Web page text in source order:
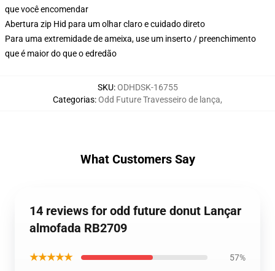
que você encomendar
Abertura zip Hid para um olhar claro e cuidado direto
Para uma extremidade de ameixa, use um inserto / preenchimento
que é maior do que o edredão
SKU:ODHDSK-16755
Categorias:Odd Future Travesseiro de lança,
What Customers Say
14 reviews for odd future donut Lançar
almofada RB2709
★★★★★ 57%